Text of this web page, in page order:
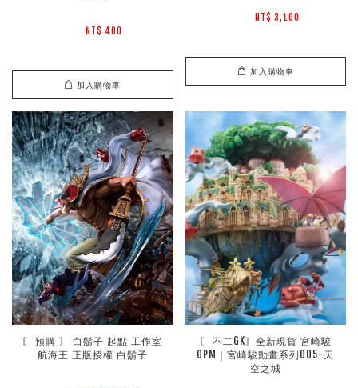
NT$ 400
加入購物車
NT$ 3,100
加入購物車
〘 預購 〙 白鬍子 起點 工作室
航海王 正版授權 白鬍子
OPM｜宮崎駿動畫系列005-天
空之城